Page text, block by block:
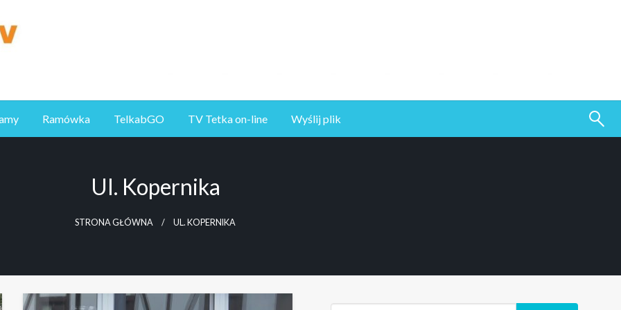
Ramówka TelkabGO TV Tetka on-line Wyślij plik
Ul. Kopernika
STRONA GŁÓWNA UL. KOPERNIKA